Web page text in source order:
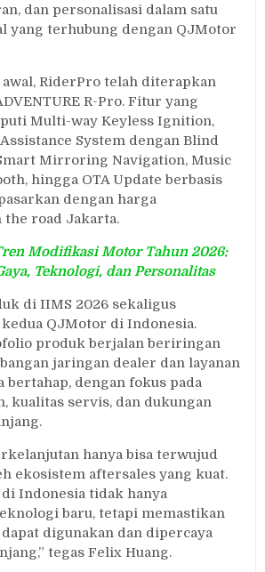
dan personalisasi dalam satu
yang terhubung dengan QJMotor
awal, RiderPro telah diterapkan
R-Pro. Fitur yang
Multi-way Keyless Ignition,
System dengan Blind
Mirroring Navigation, Music
hingga OTA Update berbasis
dengan harga
the road Jakarta.
Modifikasi Motor Tahun 2026:
Teknologi, dan Personalitas
di IIMS 2026 sekaligus
QJMotor di Indonesia.
produk berjalan beriringan
jaringan dealer dan layanan
bertahap, dengan fokus pada
kualitas servis, dan dukungan
hanya bisa terwujud
ekosistem aftersales yang kuat.
Indonesia tidak hanya
baru, tetapi memastikan
digunakan dan dipercaya
tegas Felix Huang.